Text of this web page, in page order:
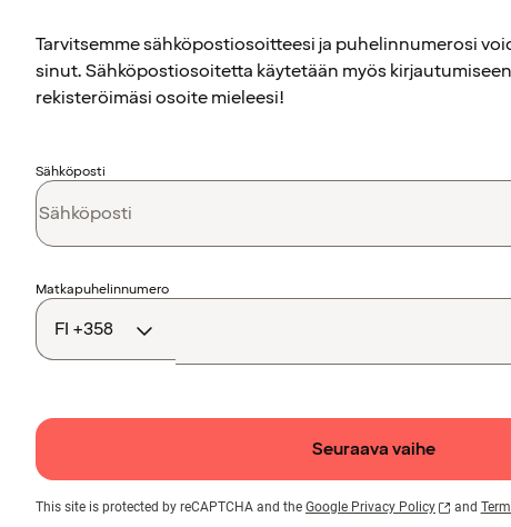
Tarvitsemme sähköpostiosoitteesi ja puhelinnumerosi
sinut. Sähköpostiosoitetta käytetään myös
rekisteröimäsi osoite mieleesi!
Sähköposti
Maakoodi
Matkapuhelinnumero
Seuraava vaihe
This site is protected by reCAPTCHA and the Google Privacy Policy and